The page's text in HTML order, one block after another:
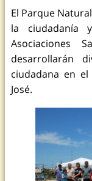
El Parque
la ciudadanía
Asociaciones
desarrollarán
ciudadana en
José.